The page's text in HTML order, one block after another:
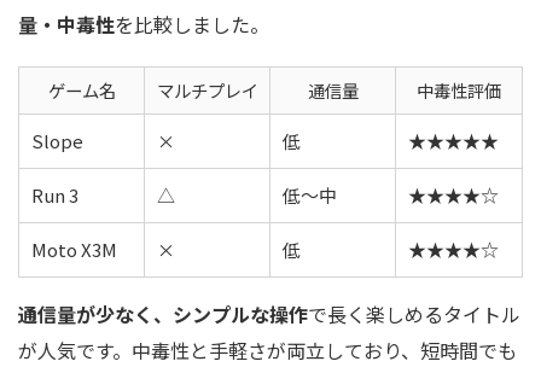
量・中毒性を比較しました。
ゲーム名 マルチプレイ 通信量
中毒性評価
Slope
× 低 ★★★★★
Run 3 △ 低～中 ★★★★☆
Moto X3M × 低 ★★★★☆
通信量が少なく、シンプルな操作で長く楽しめるタイトル
が人気です。中毒性と手軽さが両立しており、短時間でも